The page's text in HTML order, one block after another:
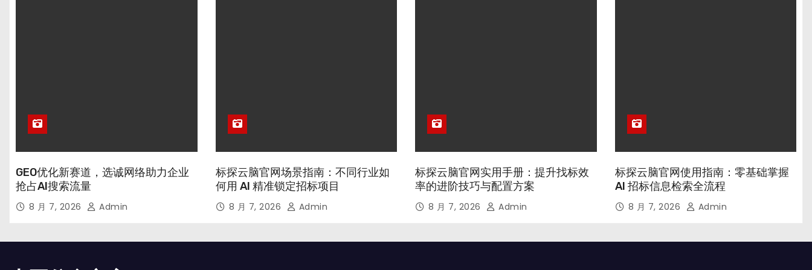
GEO优化新赛道，选诚网络助力企业
抢占AI搜索流量
8 月 7, 2026 Admin
标探云脑官网场景指南：不同行业如
何用 AI 精准锁定招标项目
8 月 7, 2026 Admin
标探云脑官网实用手册：提升找标效
率的进阶技巧与配置方案
8 月 7, 2026 Admin
标探云脑官网使用指南：零基础掌握
AI 招标信息检索全流程
8 月 7, 2026 Admin